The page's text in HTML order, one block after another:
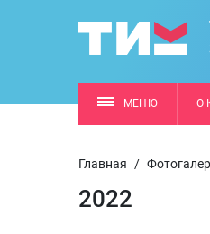
МЕНЮ О
Главная /
2022